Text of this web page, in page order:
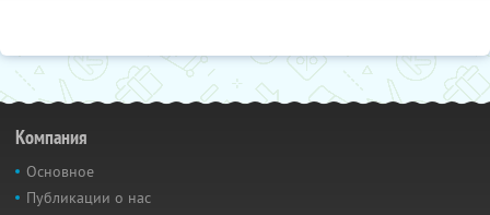
Компания
Основное
Публикации о нас